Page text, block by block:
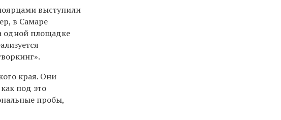
выступили
в Самаре
одной площадке
края. Они
под это
пробы,